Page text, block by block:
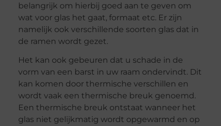
belangrijk om hierbij goed aan te geven om
wat voor glas het gaat, formaat etc. Er zijn
namelijk ook verschillende soorten glas dat in
de ramen wordt gezet.
Het kan ook gebeuren dat u schade in de
vorm van een barst in uw raam ondervindt. Dit
kan komen door thermische verschillen en
wordt vaak een thermische breuk genoemd.
Een thermische breuk ontstaat wanneer het
glas niet gelijkmatig wordt opgewarmd en op